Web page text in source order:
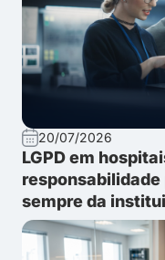
20/07/2026
LGPD em
responsabilidade
sempre da